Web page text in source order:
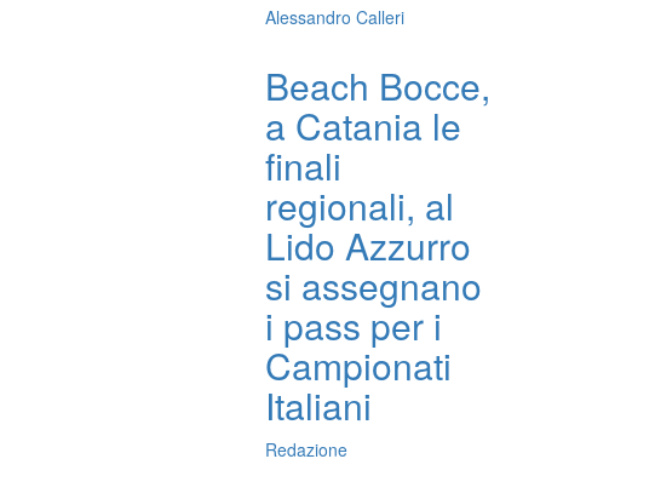
Alessandro Calleri
Beach Bocce,
a Catania le
finali
regionali, al
Lido Azzurro
si assegnano
i pass per i
Campionati
Italiani
Redazione